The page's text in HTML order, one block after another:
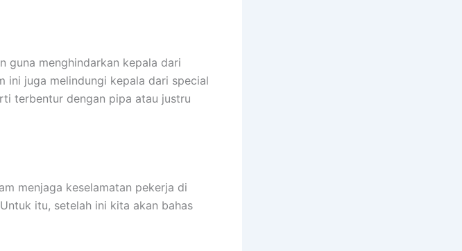
guna menghindarkan kepala dari
ini juga melindungi kepala dari special
terbentur dengan pipa atau justru
menjaga keselamatan pekerja di
itu, setelah ini kita akan bahas